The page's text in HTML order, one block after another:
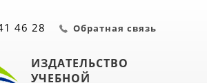
ИЗДАТЕЛЬСТВО
УЧЕБНОЙ
46 28 Обратная связь